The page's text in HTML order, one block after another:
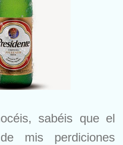
sabéis que el
mis perdiciones